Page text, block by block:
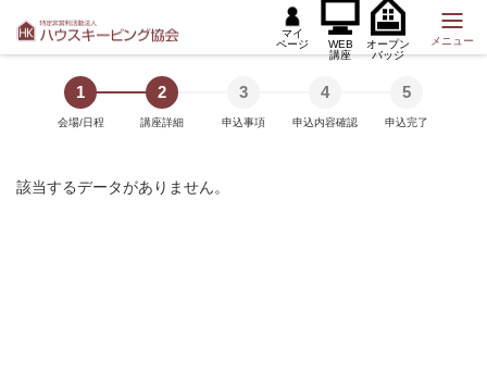
マイ
ページ
WEB
講座
オープン
バッジ
メニュー
1
会場/日程
2
講座詳細
3
申込事項
4
申込内容確認
5
申込完了
該当するデータがありません。